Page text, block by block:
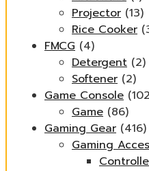
Projector (13)
Rice Cooker
FMCG (4)
Detergent (2)
Softener (2)
Game Console
Game (86)
Gaming Gear (416)
Gaming